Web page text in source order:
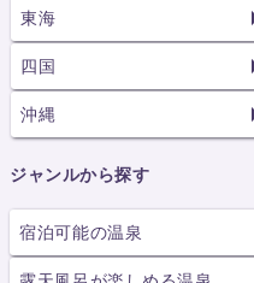
東海
四国
沖縄
ジャンルから探す
宿泊可能の温泉